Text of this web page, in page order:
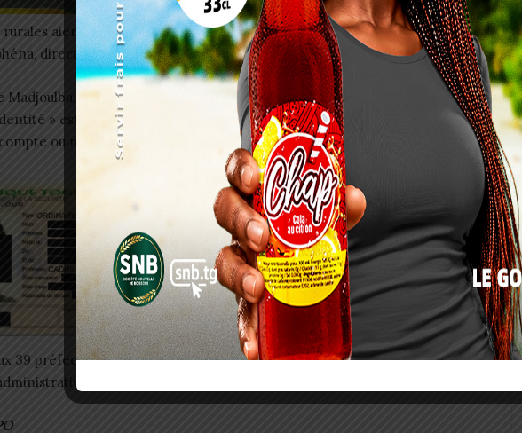
« À l’horizon 2028, l’objectif est que 80 % des
aient un accès direct aux services de documentation », a précisé
directeur des cartes de séjour à la DGDN.
Madjoulba, ministre de la sécurité, « garantir à chaque citoyen un accès
» est un devoir de l’État. Car sans identité, impossible de voyager,
ou même d’accéder à certains soins.
Après une phase pilote de six mois, le projet
39 préfectures et couvrira les 117 communes. Une réponse concrète à
que vivent encore trop de Togolais sans pièce.